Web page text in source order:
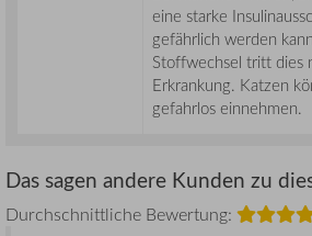
eine starke
gefährlich werden
Stoffwechsel tritt dies
Erkrankung. Katzen
gefahrlos einnehmen.
Das sagen andere Kunden zu
Durchschnittliche Bewertung: